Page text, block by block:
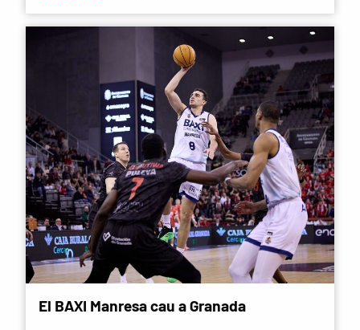
El BAXI Manresa cau a Granada